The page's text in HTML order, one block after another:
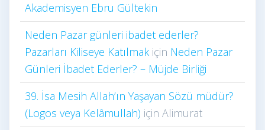
Akademisyen Ebru Gültekin
Neden Pazar günleri ibadet ederler?
Pazarları Kiliseye Katılmak için Neden Pazar
Günleri İbadet Ederler? – Müjde Birliği
39. İsa Mesih Allah’ın Yaşayan Sözü müdür?
(Logos veya Kelâmullah) için Alimurat